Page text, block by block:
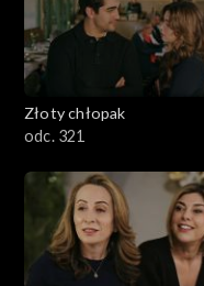
Złoty chłopak
odc. 321